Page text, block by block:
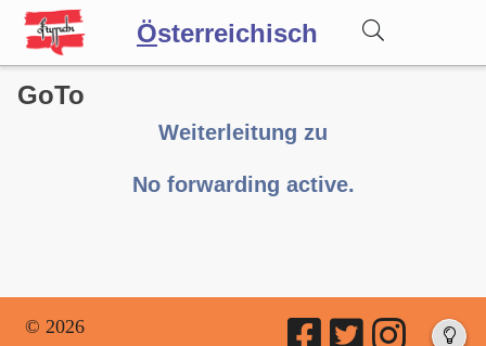
Österreichisch
Wörterbuch
GoTo
Weiterleitung zu
No forwarding active.
© 2026